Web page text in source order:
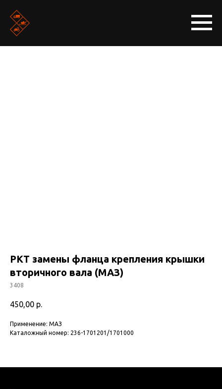
РКТ замены фланца крепления крышки
вторичного вала (МАЗ)
3408
450,00 р.
Применение: МАЗ
Каталожный номер: 236-1701201/1701000